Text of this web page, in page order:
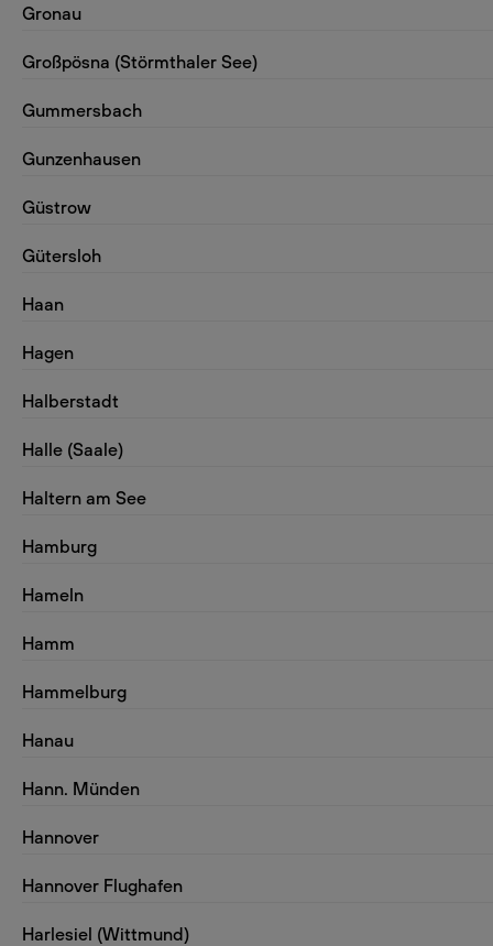
Gronau
Großpösna (Störmthaler See)
Gummersbach
Gunzenhausen
Güstrow
Gütersloh
Haan
Hagen
Halberstadt
Halle (Saale)
Haltern am See
Hamburg
Hameln
Hamm
Hammelburg
Hanau
Hann. Münden
Hannover
Hannover Flughafen
Harlesiel (Wittmund)